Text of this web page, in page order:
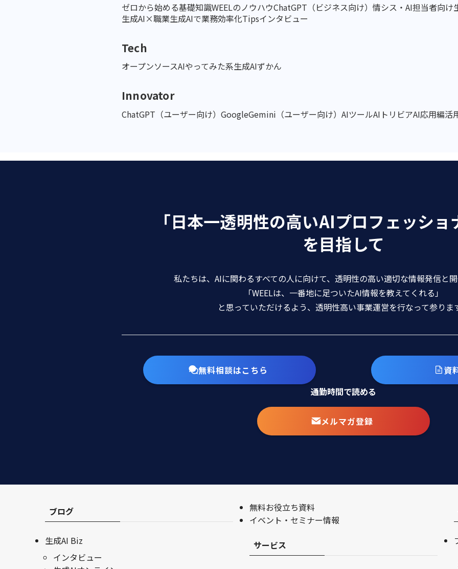
ゼロから始める基礎知識WEELのノウハウChatGPT（ビジネス向け） 情シス・AI担当者向け
生成AI×職業生成AIで業務効率化Tipsインタビュー
Tech
オープンソースAIやってみた系生成AIずかん
Innovator
ChatGPT（ユーザー向け） GoogleGemini（ユーザー向け） AIツールAIトリビアAI応用編活
「日本一透明性の高いAIプロフェッショ
を目指して
私たちは、AIに関わるすべての人に向けて、透明性の高い適切な情報発信と開
「WEELは、一番地に足ついたAI情報を教えてくれる」
と思っていただけるよう、透明性高い事業運営を行なって参りま
無料相談はこちら
資
通勤時間で読める
メルマガ登録
ブログ
生成AI Biz
インタビュー
無料お役立ち資料
イベント・セミナー情報
サービス